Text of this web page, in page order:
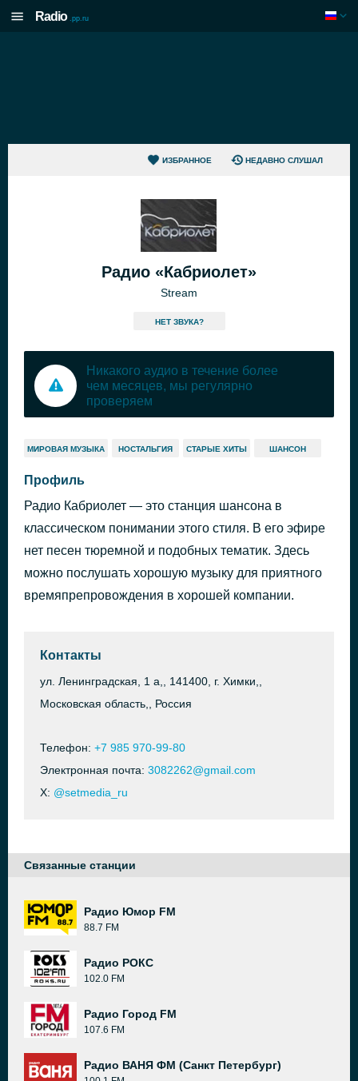
Radio .pp.ru
ИЗБРАННОЕ НЕДАВНО СЛУШАЛ
Радио «Кабриолет»
Stream
HЕТ ЗВУКА?
Никакого аудио в течение более
чем месяцев, мы регулярно
проверяем
МИРОВАЯ МУЗЫКА НОСТАЛЬГИЯ СТАРЫЕ ХИТЫ ШАНСОН
Профиль
Радио Кабриолет — это станция шансона в
классическом понимании этого стиля. В его эфире
нет песен тюремной и подобных тематик. Здесь
можно послушать хорошую музыку для приятного
времяпрепровождения в хорошей компании.
Контакты
ул. Ленинградская, 1 а,, 141400, г. Химки,,
Московская область,, Россия
Телефон: +7 985 970-99-80
Электронная почта: 3082262@gmail.com
X: @setmedia_ru
Связанные станции
Радио Юмор FM
88.7 FM
Радио РОКС
102.0 FM
Радио Город FM
107.6 FM
Радио ВАНЯ ФМ (Санкт Петербург)